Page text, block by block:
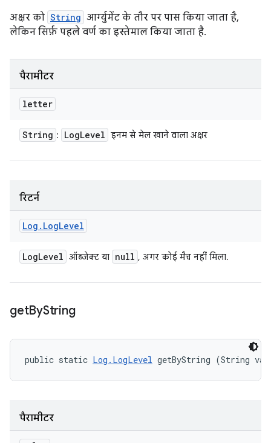
अक्षर को String आर्ग्युमेंट के तौर पर पास किया जाता है,
लेकिन सिर्फ़ पहले वर्ण का इस्तेमाल किया जाता है.
पैरामीटर
letter
String : LogLevel इनम से मेल खाने वाला अक्षर
रिटर्न
Log . LogLevel
LogLevel ऑब्जेक्ट या null , अगर कोई मैच नहीं मिला.
getByString
public static Log.LogLevel getByString (String
पैरामीटर